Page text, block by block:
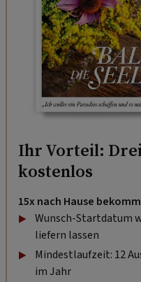
Ihr Vorteil:
kostenlos
15x nach Hause
Wunsch-Startdatum
liefern lassen
Mindestlaufzeit: 12
im Jahr